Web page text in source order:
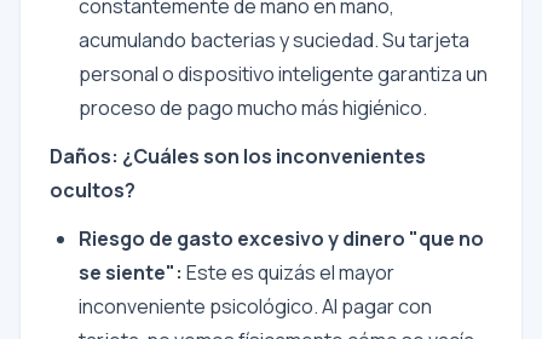
constantemente de mano en mano,
acumulando bacterias y suciedad. Su tarjeta
personal o dispositivo inteligente garantiza un
proceso de pago mucho más higiénico.
Daños: ¿Cuáles son los inconvenientes
ocultos?
Riesgo de gasto excesivo y dinero "que no
se siente": Este es quizás el mayor
inconveniente psicológico. Al pagar con